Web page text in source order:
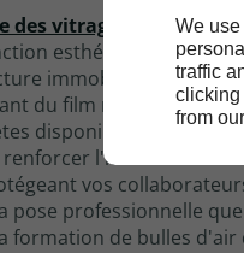
We
traffic
clicking
from
des vitrages
de
esthétique et
immobilière. Nous
du film miroir sans
disponibles à Rouen.
l'identité
vos
pose professionnelle
formation de bulles